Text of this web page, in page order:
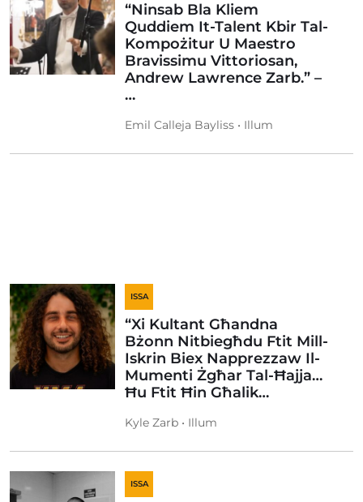
“Ninsab Bla Kliem
Quddiem It-Talent Kbir Tal-
Kompożitur U Maestro
Bravissimu Vittoriosan,
Andrew Lawrence Zarb.” –
…
Emil Calleja Bayliss • Illum
ISSA
“Xi Kultant Għandna
Bżonn Nitbiegħdu Ftit Mill-
Iskrin Biex Napprezzaw Il-
Mumenti Żgħar Tal-Ħajja…
Ħu Ftit Ħin Għalik…
Kyle Zarb • Illum
ISSA